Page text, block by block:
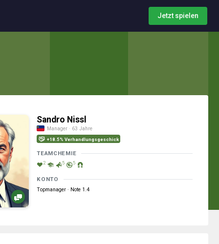
Jetzt spielen
Sandro Nissl
Manager · 63 Jahre
+18.5% Verhandlungsgeschick
TEAMCHEMIE
2 5 5
KONTO
Topmanager · Note 1.4